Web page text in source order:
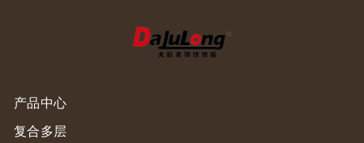
产品中心
复合多层